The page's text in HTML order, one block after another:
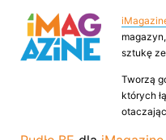
sztukę
Tworzą
których